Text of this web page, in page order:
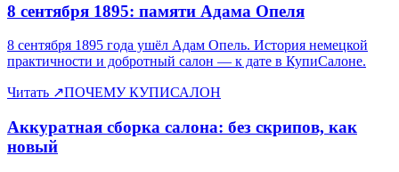
8 сентября 1895: памяти Адама Опеля
8 сентября 1895 года ушёл Адам Опель. История немецкой
практичности и добротный салон — к дате в КупиСалоне.
Читать ↗ПОЧЕМУ КУПИСАЛОН
Аккуратная сборка салона: без скрипов, как
новый